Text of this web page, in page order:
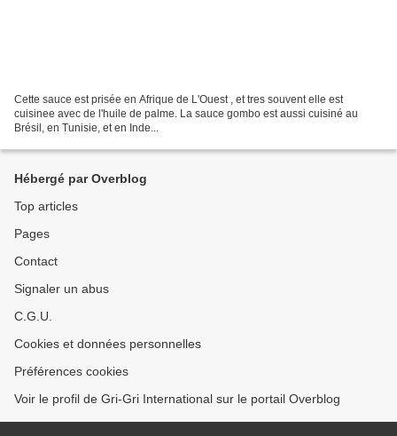
Cette sauce est prisée en Afrique de L'Ouest , et tres souvent elle est
cuisinee avec de l'huile de palme. La sauce gombo est aussi cuisiné au
Brésil, en Tunisie, et en Inde...
Hébergé par Overblog
Top articles
Pages
Contact
Signaler un abus
C.G.U.
Cookies et données personnelles
Préférences cookies
Voir le profil de Gri-Gri International sur le portail Overblog